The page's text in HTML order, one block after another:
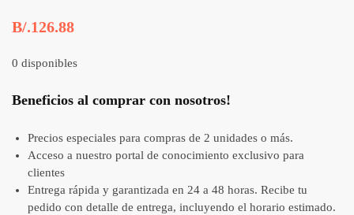
B/.126.88
0 disponibles
Beneficios al comprar con nosotros!
Precios especiales para compras de 2 unidades o más.
Acceso a nuestro portal de conocimiento exclusivo para
clientes
Entrega rápida y garantizada en 24 a 48 horas. Recibe tu
pedido con detalle de entrega, incluyendo el horario estimado.